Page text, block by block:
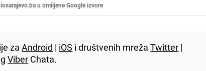
u omiljene Google izvore
zaAndroid | iOS i društvenih mrežaTwitter |
Viber Chata.